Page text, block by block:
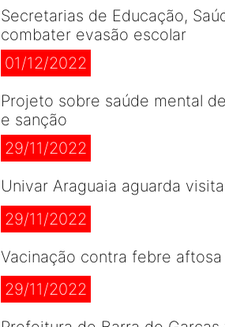
Secretarias de Educação,
combater evasão escolar
01/12/2022
Projeto sobre saúde mental
e sanção
29/11/2022
Univar Araguaia aguarda
29/11/2022
Vacinação contra febre
29/11/2022